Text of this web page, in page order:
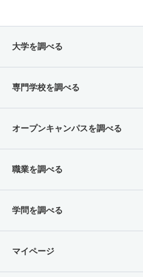
大学を調べる
専門学校を調べる
オープンキャンパスを調べる
職業を調べる
学問を調べる
マイページ